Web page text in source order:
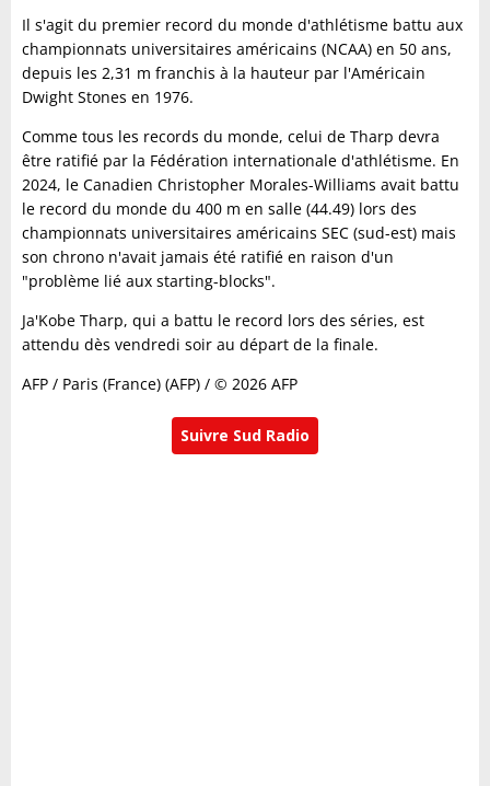
Il s'agit du premier record du monde d'athlétisme battu aux
championnats universitaires américains (NCAA) en 50 ans,
depuis les 2,31 m franchis à la hauteur par l'Américain
Dwight Stones en 1976.
Comme tous les records du monde, celui de Tharp devra
être ratifié par la Fédération internationale d'athlétisme. En
2024, le Canadien Christopher Morales-Williams avait battu
le record du monde du 400 m en salle (44.49) lors des
championnats universitaires américains SEC (sud-est) mais
son chrono n'avait jamais été ratifié en raison d'un
"problème lié aux starting-blocks".
Ja'Kobe Tharp, qui a battu le record lors des séries, est
attendu dès vendredi soir au départ de la finale.
AFP / Paris (France) (AFP) / © 2026 AFP
Suivre Sud Radio